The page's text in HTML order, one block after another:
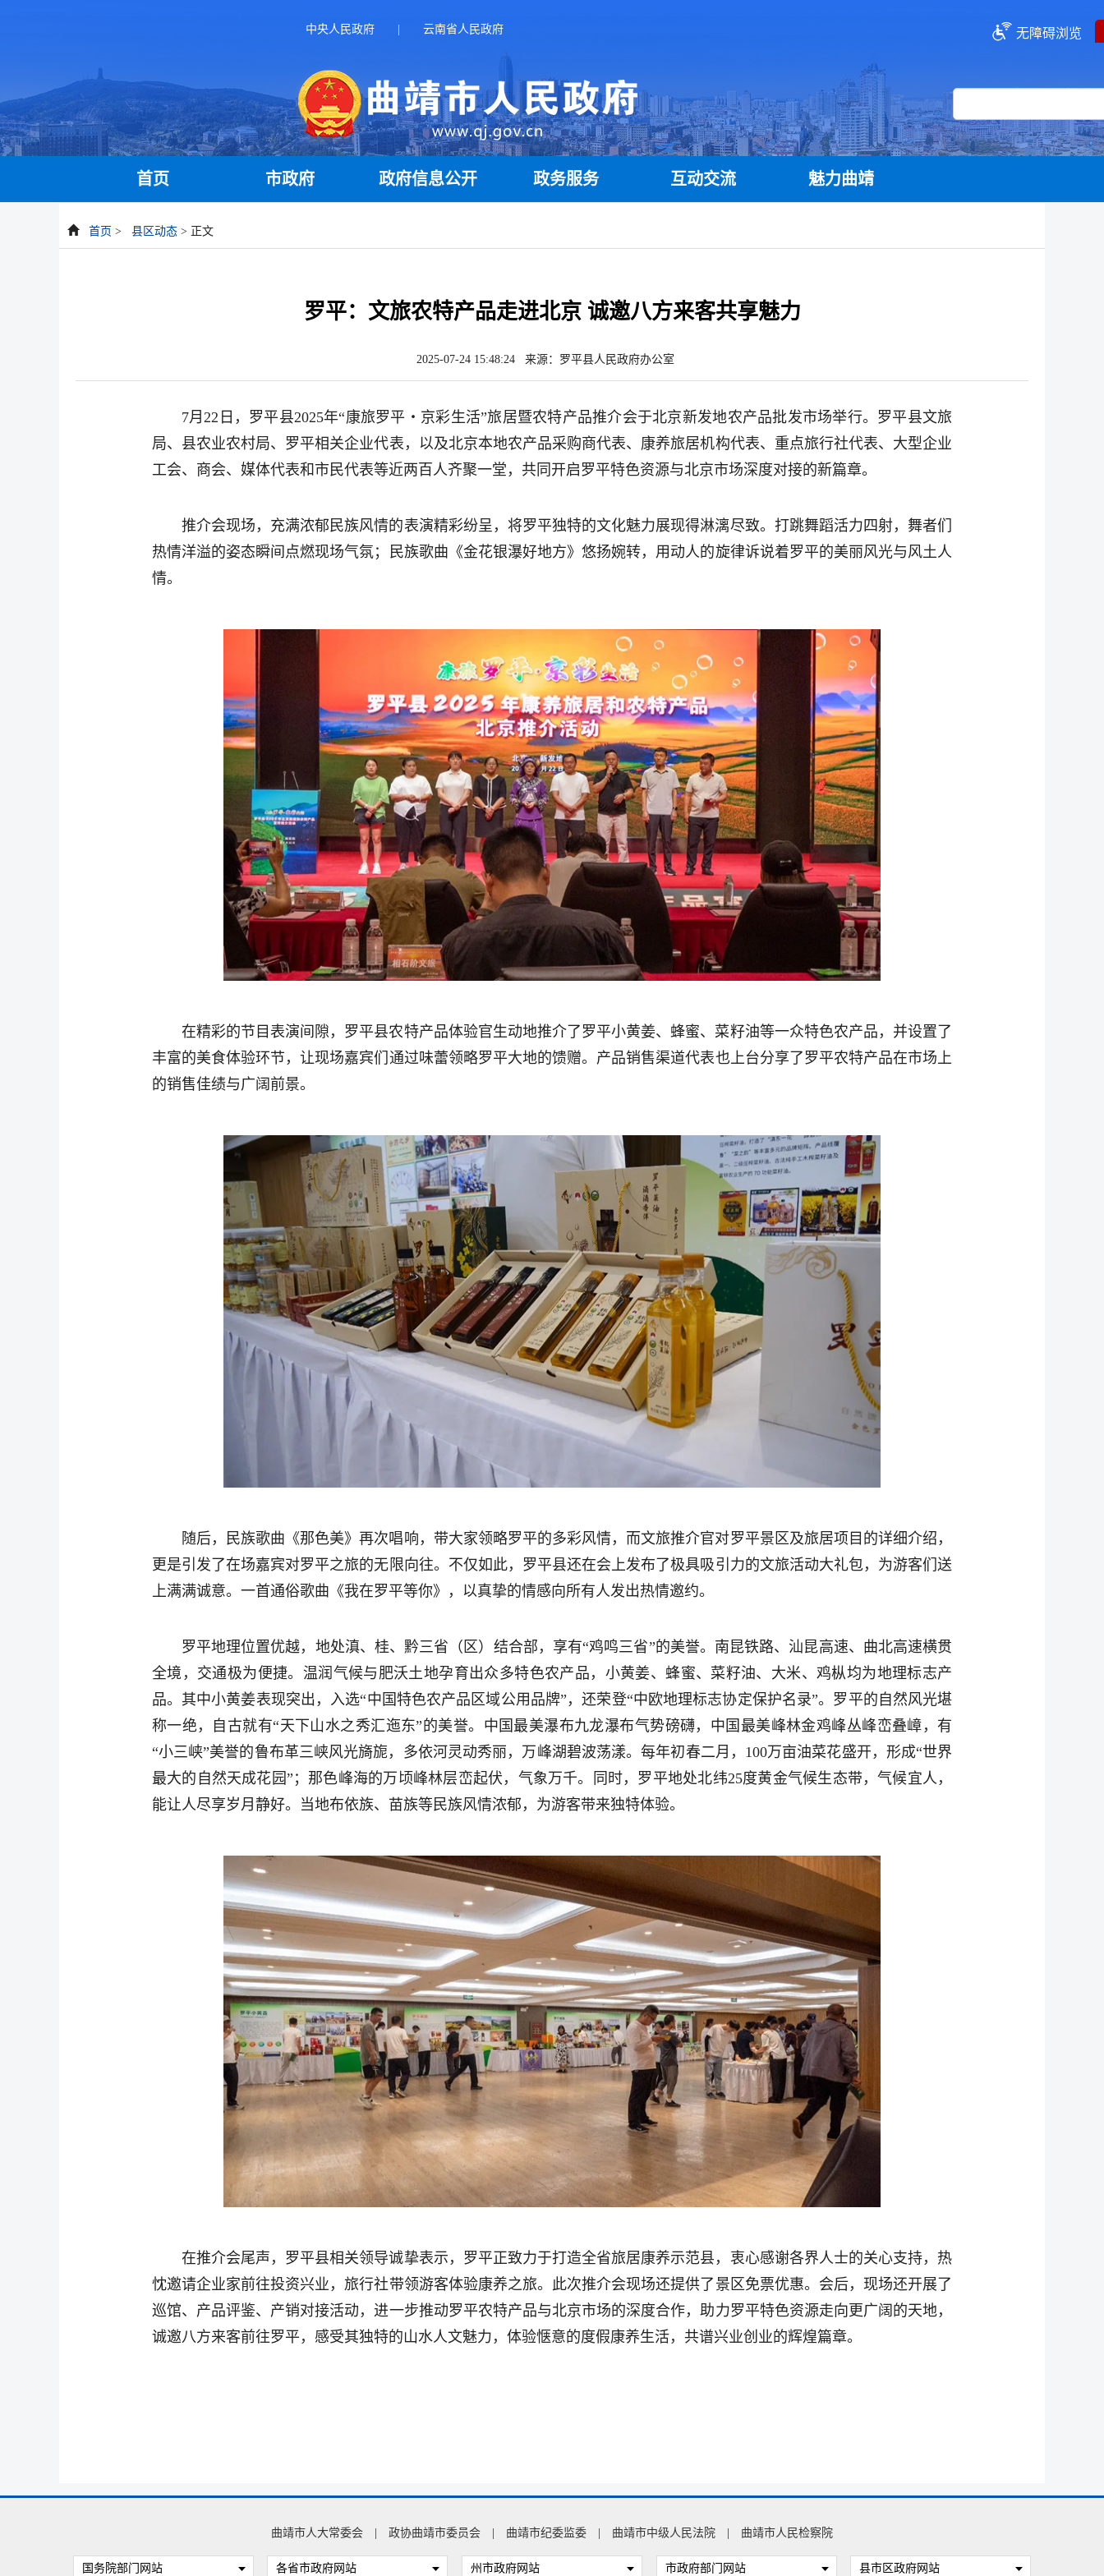
中央人民政府 云南省人民政府 无障碍浏览
首页 市政府 政府信息公开 政务服务 互动交流 魅力曲靖
首页 > 县区动态 > 正文
罗平：文旅农特产品走进北京 诚邀八方来客共享魅力
2025-07-24 15:48:24 来源：罗平县人民政府办公室
7月22日，罗平县2025年“康旅罗平・京彩生活”旅居暨农特产品推介会于北京新发地农产品批发市场举行。罗平县文旅
局、县农业农村局、罗平相关企业代表，以及北京本地农产品采购商代表、康养旅居机构代表、重点旅行社代表、大型企业
工会、商会、媒体代表和市民代表等近两百人齐聚一堂，共同开启罗平特色资源与北京市场深度对接的新篇章。
推介会现场，充满浓郁民族风情的表演精彩纷呈，将罗平独特的文化魅力展现得淋漓尽致。打跳舞蹈活力四射，舞者们
热情洋溢的姿态瞬间点燃现场气氛；民族歌曲《金花银瀑好地方》悠扬婉转，用动人的旋律诉说着罗平的美丽风光与风土人
情。
在精彩的节目表演间隙，罗平县农特产品体验官生动地推介了罗平小黄姜、蜂蜜、菜籽油等一众特色农产品，并设置了
丰富的美食体验环节，让现场嘉宾们通过味蕾领略罗平大地的馈赠。产品销售渠道代表也上台分享了罗平农特产品在市场上
的销售佳绩与广阔前景。
随后，民族歌曲《那色美》再次唱响，带大家领略罗平的多彩风情，而文旅推介官对罗平景区及旅居项目的详细介绍，
更是引发了在场嘉宾对罗平之旅的无限向往。不仅如此，罗平县还在会上发布了极具吸引力的文旅活动大礼包，为游客们送
上满满诚意。一首通俗歌曲《我在罗平等你》，以真挚的情感向所有人发出热情邀约。
罗平地理位置优越，地处滇、桂、黔三省（区）结合部，享有“鸡鸣三省”的美誉。南昆铁路、汕昆高速、曲北高速横贯
全境，交通极为便捷。温润气候与肥沃土地孕育出众多特色农产品，小黄姜、蜂蜜、菜籽油、大米、鸡枞均为地理标志产
品。其中小黄姜表现突出，入选“中国特色农产品区域公用品牌”，还荣登“中欧地理标志协定保护名录”。罗平的自然风光堪
称一绝，自古就有“天下山水之秀汇迤东”的美誉。中国最美瀑布九龙瀑布气势磅礴，中国最美峰林金鸡峰丛峰峦叠嶂，有
“小三峡”美誉的鲁布革三峡风光旖旎，多依河灵动秀丽，万峰湖碧波荡漾。每年初春二月，100万亩油菜花盛开，形成“世界
最大的自然天成花园”；那色峰海的万顷峰林层峦起伏，气象万千。同时，罗平地处北纬25度黄金气候生态带，气候宜人，
能让人尽享岁月静好。当地布依族、苗族等民族风情浓郁，为游客带来独特体验。
在推介会尾声，罗平县相关领导诚挚表示，罗平正致力于打造全省旅居康养示范县，衷心感谢各界人士的关心支持，热
忱邀请企业家前往投资兴业，旅行社带领游客体验康养之旅。此次推介会现场还提供了景区免票优惠。会后，现场还开展了
巡馆、产品评鉴、产销对接活动，进一步推动罗平农特产品与北京市场的深度合作，助力罗平特色资源走向更广阔的天地，
诚邀八方来客前往罗平，感受其独特的山水人文魅力，体验惬意的度假康养生活，共谱兴业创业的辉煌篇章。
曲靖市人大常委会 政协曲靖市委员会 曲靖市纪委监委 曲靖市中级人民法院 曲靖市人民检察院
国务院部门网站 各省市政府网站 州市政府网站 市政府部门网站 县市区政府网站